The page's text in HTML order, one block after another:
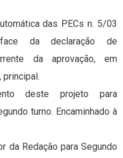
das PECs n. 5/03
da declaração de
da aprovação, em
principal.
deste projeto para
turno. Encaminhado à
da Redação para Segundo